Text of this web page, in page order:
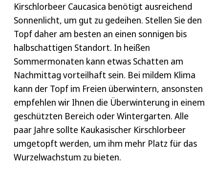
Ein großer Pluspunkt in Sachen Pflege ist
der verminderte Schrotschuss Pilzbefall
beim Kaukasischen Kirschlorbeer, der sonst
die anderen Kirschlorbeer-Sorten stärker
befällt. Ansonsten ist der Kirschlorbeer
Caucasicasehr pflegeleicht. Mehr Tipps
finden Sie in unseremHeckenratgeber.
bis sich neues Wachstum zeigt.
Kirschlorbeer Caucasica benötigt ausreichend
Sonnenlicht, um gut zu gedeihen. Stellen Sie den
Topf daher am besten an einen sonnigen bis
halbschattigen Standort. In heißen
Sommermonaten kann etwas Schatten am
Nachmittag vorteilhaft sein. Bei mildem Klima
kann der Topf im Freien überwintern, ansonsten
empfehlen wir Ihnen die Überwinterung in einem
geschützten Bereich oder Wintergarten. Alle
paar Jahre sollte Kaukasischer Kirschlorbeer
umgetopft werden, um ihm mehr Platz für das
Wurzelwachstum zu bieten.